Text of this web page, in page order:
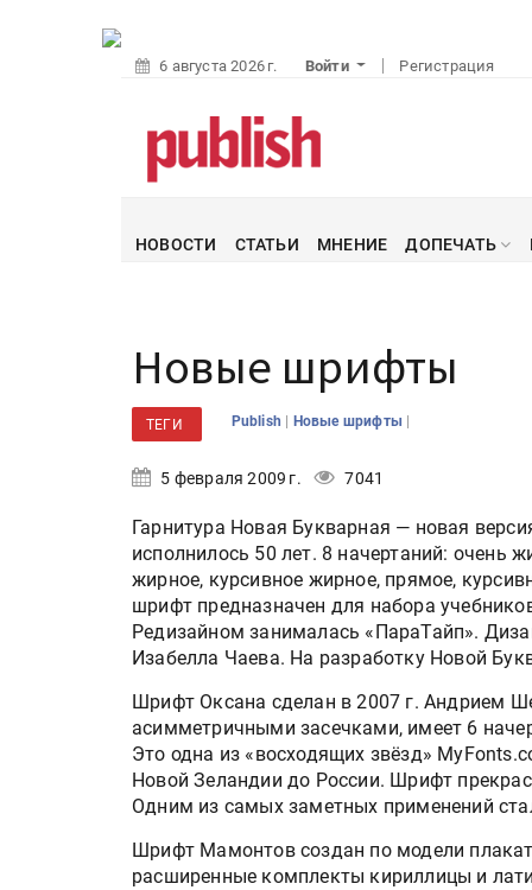
6 августа 2026 г. Войти Регистрация
НОВОСТИ СТАТЬИ МНЕНИЕ ДОПЕЧАТЬ
Новые шрифты
ТЕГИ Publish | Новые шрифты |
5 февраля 2009 г. 7041
Гарнитура Новая Букварная — новая
исполнилось 50 лет. 8 начертаний: очень
жирное, курсивное жирное, прямое,
шрифт предназначен для набора
Редизайном занималась «ПараТайп».
Изабелла Чаева. На разработку Новой
Шрифт Оксана сделан в 2007 г. Андрием
асимметричными засечками, имеет 6
Это одна из «восходящих звёзд»
Новой Зеландии до России. Шрифт
Одним из самых заметных применений
Шрифт Мамонтов создан по модели
расширенные комплекты кириллицы и